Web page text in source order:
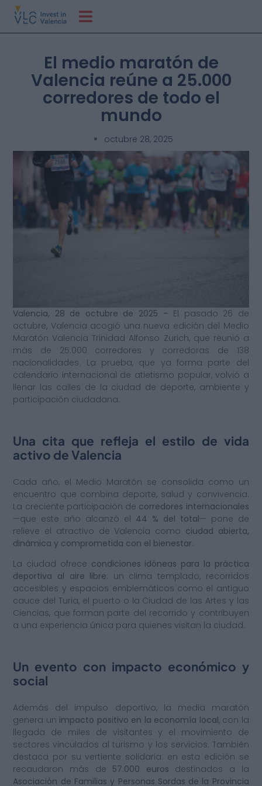
El medio maratón de
Valencia reúne a 25.000
corredores de todo el
mundo
octubre 28, 2025
Valencia, 28 de octubre de 2025 – El pasado 26 de
octubre, Valencia acogió una nueva edición del Medio
Maratón Valencia Trinidad Alfonso Zurich, que reunió a
más de 25.000 corredores y corredoras de 138
nacionalidades. La prueba, que ya forma parte del
calendario internacional de atletismo popular, volvió a
llenar las calles de la ciudad de deporte, ambiente y
participación ciudadana.
Una cita que refleja el estilo de vida
activo de Valencia
Cada año, el Medio Maratón se consolida como un
encuentro que combina deporte, salud y convivencia.
La creciente participación de corredores internacionales
—que este año alcanzó el 44 % del total— pone de
relieve el atractivo de Valencia como ciudad abierta,
dinámica y comprometida con el bienestar.
La ciudad ofrece condiciones idóneas para la práctica
deportiva al aire libre: un clima templado, recorridos
accesibles y espacios emblemáticos como el antiguo
cauce del Turia, el puerto o la Ciudad de las Artes y las
Ciencias, que forman parte del recorrido y contribuyen
a una experiencia única para quienes visitan la ciudad.
Un evento con impacto económico y
social
Además del impulso deportivo, la media maratón
genera un impacto positivo en la economía local, con la
llegada de miles de visitantes y el movimiento de
sectores vinculados al turismo y los servicios. También
destaca por su vertiente solidaria: en esta edición se
recaudaron más de 57.000 euros destinados a la
Asociación de Familias y Personas Sordas de la Provincia